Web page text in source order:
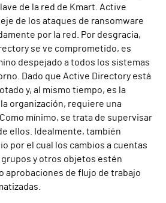
de la red de Kmart. Active
de los ataques de ransomware
por la red. Por desgracia,
se ve comprometido, es
despejado a todos los sistemas
Dado que Active Directory está
y, al mismo tiempo, es la
organización, requiere una
mínimo, se trata de supervisar
ellos. Idealmente, también
por el cual los cambios a cuentas
y otros objetos estén
aprobaciones de flujo de trabajo